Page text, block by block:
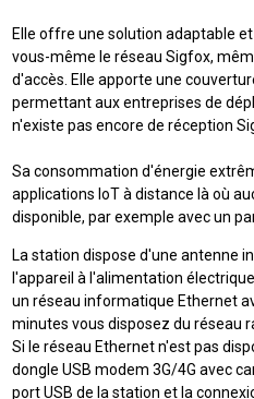
Elle offre une solution adaptable
vous-même le réseau Sigfox,
d'accès. Elle apporte une
permettant aux entreprises de
n'existe pas encore de réception
Sa consommation d'énergie
applications IoT à distance là où
disponible, par exemple avec un
La station dispose d'une antenne
l'appareil à l'alimentation
un réseau informatique Ethernet
minutes vous disposez du réseau
Si le réseau Ethernet n'est pas
dongle USB modem 3G/4G avec
port USB de la station et la